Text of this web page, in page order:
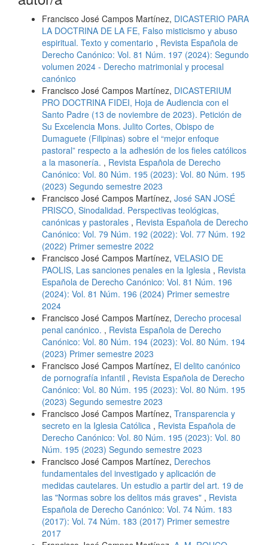
Francisco José Campos Martínez, DICASTERIO PARA
LA DOCTRINA DE LA FE, Falso misticismo y abuso
espiritual. Texto y comentario , Revista Española de
Derecho Canónico: Vol. 81 Núm. 197 (2024): Segundo
volumen 2024 - Derecho matrimonial y procesal
canónico
Francisco José Campos Martínez, DICASTERIUM
PRO DOCTRINA FIDEI, Hoja de Audiencia con el
Santo Padre (13 de noviembre de 2023). Petición de
Su Excelencia Mons. Julito Cortes, Obispo de
Dumaguete (Filipinas) sobre el “mejor enfoque
pastoral” respecto a la adhesión de los fieles católicos
a la masonería. , Revista Española de Derecho
Canónico: Vol. 80 Núm. 195 (2023): Vol. 80 Núm. 195
(2023) Segundo semestre 2023
Francisco José Campos Martínez, José SAN JOSÉ
PRISCO, Sinodalidad. Perspectivas teológicas,
canónicas y pastorales , Revista Española de Derecho
Canónico: Vol. 79 Núm. 192 (2022): Vol. 77 Núm. 192
(2022) Primer semestre 2022
Francisco José Campos Martínez, VELASIO DE
PAOLIS, Las sanciones penales en la Iglesia , Revista
Española de Derecho Canónico: Vol. 81 Núm. 196
(2024): Vol. 81 Núm. 196 (2024) Primer semestre
2024
Francisco José Campos Martínez, Derecho procesal
penal canónico. , Revista Española de Derecho
Canónico: Vol. 80 Núm. 194 (2023): Vol. 80 Núm. 194
(2023) Primer semestre 2023
Francisco José Campos Martínez, El delito canónico
de pornografía infantil , Revista Española de Derecho
Canónico: Vol. 80 Núm. 195 (2023): Vol. 80 Núm. 195
(2023) Segundo semestre 2023
Francisco José Campos Martínez, Transparencia y
secreto en la Iglesia Católica , Revista Española de
Derecho Canónico: Vol. 80 Núm. 195 (2023): Vol. 80
Núm. 195 (2023) Segundo semestre 2023
Francisco José Campos Martínez, Derechos
fundamentales del investigado y aplicación de
medidas cautelares. Un estudio a partir del art. 19 de
las "Normas sobre los delitos más graves" , Revista
Española de Derecho Canónico: Vol. 74 Núm. 183
(2017): Vol. 74 Núm. 183 (2017) Primer semestre
2017